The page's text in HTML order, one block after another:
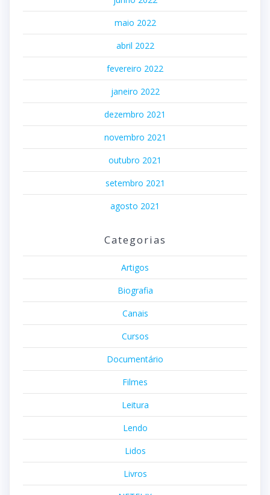
maio 2022
abril 2022
fevereiro 2022
janeiro 2022
dezembro 2021
novembro 2021
outubro 2021
setembro 2021
agosto 2021
Categorias
Artigos
Biografia
Canais
Cursos
Documentário
Filmes
Leitura
Lendo
Lidos
Livros